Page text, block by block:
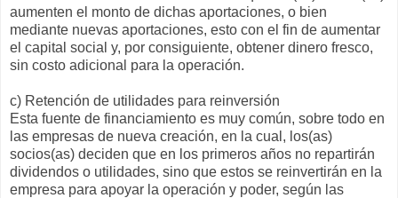
aumenten el monto de dichas aportaciones, o bien
mediante nuevas aportaciones, esto con el fin de aumentar
el capital social y, por consiguiente, obtener dinero fresco,
sin costo adicional para la operación.
c) Retención de utilidades para reinversión
Esta fuente de financiamiento es muy común, sobre todo en
las empresas de nueva creación, en la cual, los(as)
socios(as) deciden que en los primeros años no repartirán
dividendos o utilidades, sino que estos se reinvertirán en la
empresa para apoyar la operación y poder, según las